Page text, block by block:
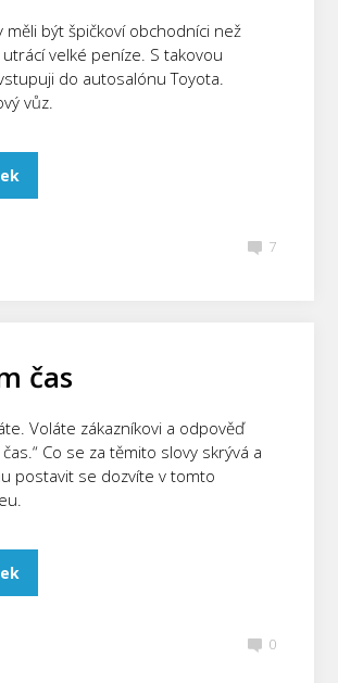
měli být špičkoví obchodníci než
velké peníze. S takovou
do autosalónu Toyota.
vůz.
7
čas
Voláte zákazníkovi a odpověď
Co se za těmito slovy skrývá a
postavit se dozvíte v tomto
0